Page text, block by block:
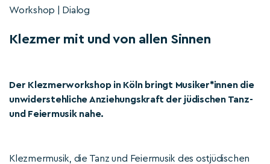
Workshop | Dialog
Klezmer mit und von allen Sinnen
Der Klezmerworkshop in Köln bringt Musiker*innen die
unwiderstehliche Anziehungskraft der jüdischen Tanz-
und Feiermusik nahe.
Klezmermusik, die Tanz und Feiermusik des ostjüdischen